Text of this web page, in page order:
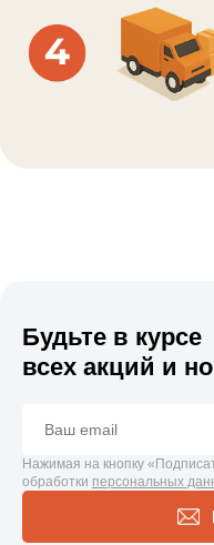
Будьте в курсе
всех акций и
Нажимая на кнопку
обработки персональных